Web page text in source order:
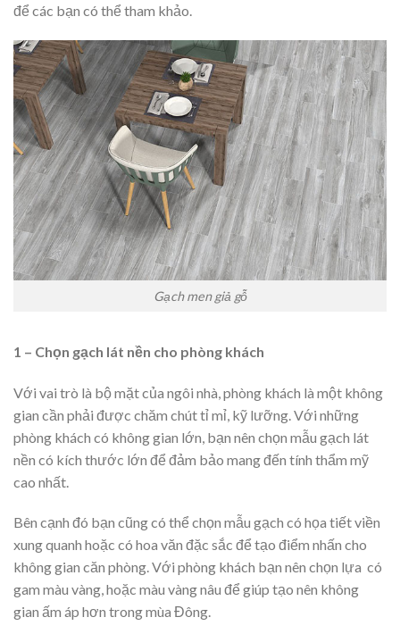
để các bạn có thể tham khảo.
Gạch men giả gỗ
1 – Chọn gạch lát nền cho phòng khách
Với vai trò là bộ mặt của ngôi nhà, phòng khách là một không
gian cần phải được chăm chút tỉ mỉ, kỹ lưỡng. Với những
phòng khách có không gian lớn, bạn nên chọn mẫu gạch lát
nền có kích thước lớn để đảm bảo mang đến tính thẩm mỹ
cao nhất.
Bên cạnh đó bạn cũng có thể chọn mẫu gạch có họa tiết viền
xung quanh hoặc có hoa văn đặc sắc để tạo điểm nhấn cho
không gian căn phòng. Với phòng khách bạn nên chọn lựa có
gam màu vàng, hoặc màu vàng nâu để giúp tạo nên không
gian ấm áp hơn trong mùa Đông.